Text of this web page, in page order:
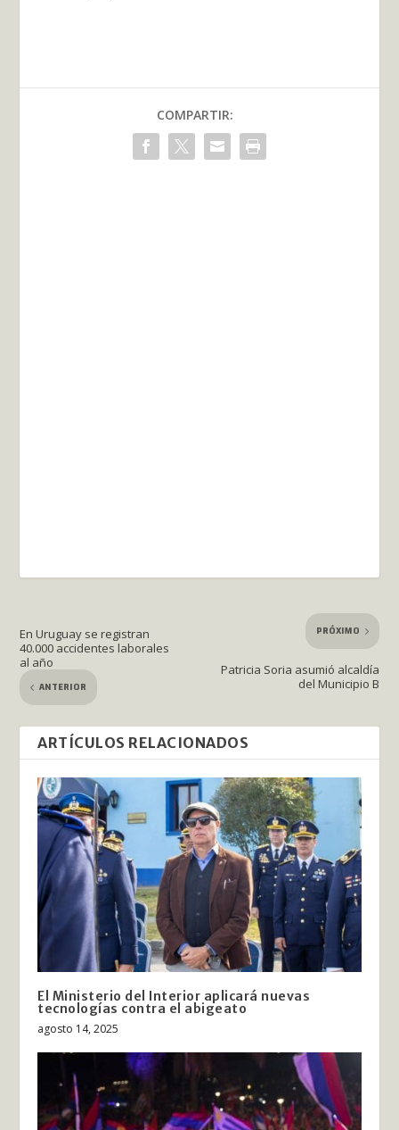
COMPARTIR:
En Uruguay se registran
40.000 accidentes laborales
al año
ANTERIOR
PRÓXIMO
Patricia Soria asumió alcaldía
del Municipio B
ARTÍCULOS RELACIONADOS
El Ministerio del Interior aplicará nuevas
tecnologías contra el abigeato
agosto 14, 2025